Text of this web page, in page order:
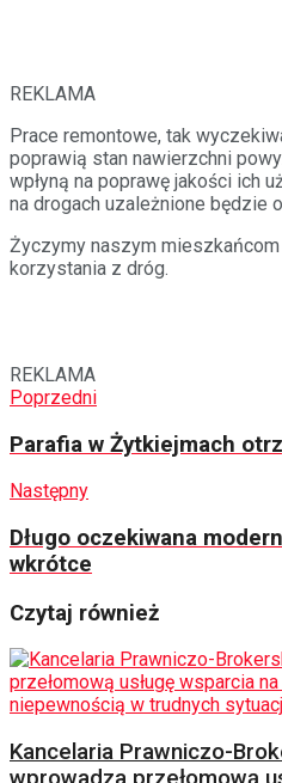
REKLAMA
Prace remontowe, tak
poprawią stan nawierzchni
wpłyną na poprawę jakości ich
na drogach uzależnione będzie
Życzymy naszym
korzystania z dróg.
REKLAMA
Poprzedni
Parafia w Żytkiejmach
Następny
Długo oczekiwana
wkrótce
Czytaj również
Kancelaria Prawniczo-